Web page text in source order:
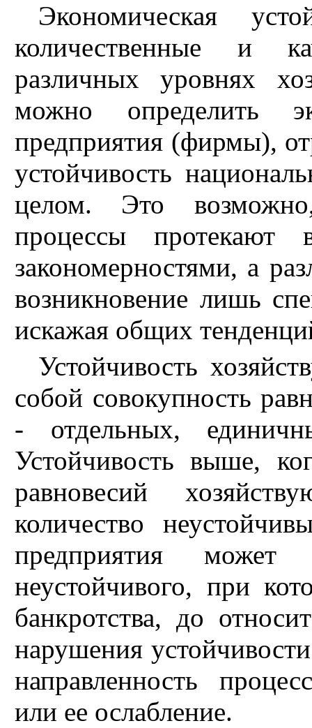
Экономическая
количественные и
различных уровнях
можно определить
предприятия (фирмы),
устойчивость
целом. Это
процессы протекают
закономерностями, а
возникновение лишь
искажая общих
Устойчивость
собой совокупность
- отдельных,
Устойчивость выше,
равновесий
количество
предприятия может
неустойчивого, при
банкротства, до
нарушения
направленность
или ее ослабление.